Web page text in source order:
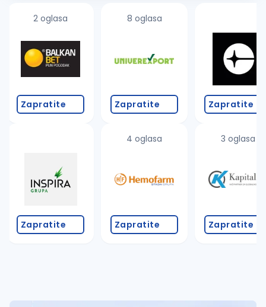
2 oglasa
Zapratite
Zapratite
8 oglasa
Zapratite
4 oglasa
Zapratite
Zapratite
3 oglasa
Zapratite